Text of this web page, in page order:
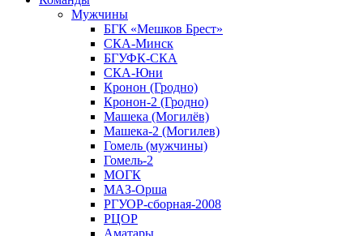
Мужчины
БГК «Мешков Брест»
СКА-Минск
БГУФК-СКА
СКА-Юни
Кронон (Гродно)
Кронон-2 (Гродно)
Машека (Могилёв)
Машека-2 (Могилев)
Гомель (мужчины)
Гомель-2
МОГК
МАЗ-Орша
РГУОР-сборная-2008
РЦОР
Аматары